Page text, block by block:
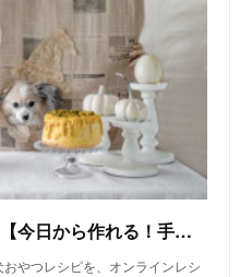
オンラインレシピブック【今日から作れる！手作り犬おやつレシピ】
やつレシピを、オンラインレシ